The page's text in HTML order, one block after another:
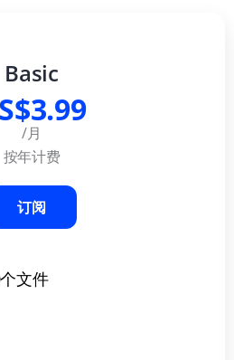
Basic
/月
按年计费
订阅
文件